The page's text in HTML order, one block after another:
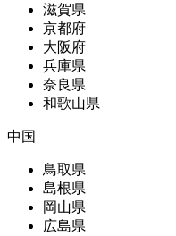
滋賀県
京都府
大阪府
兵庫県
奈良県
和歌山県
中国
鳥取県
島根県
岡山県
広島県